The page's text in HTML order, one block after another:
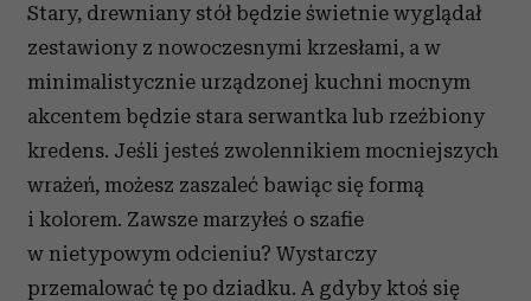
Stary, drewniany stół będzie świetnie wyglądał
zestawiony z nowoczesnymi krzesłami, a w
minimalistycznie urządzonej kuchni mocnym
akcentem będzie stara serwantka lub rzeźbiony
kredens. Jeśli jesteś zwolennikiem mocniejszych
wrażeń, możesz zaszaleć bawiąc się formą
i kolorem. Zawsze marzyłeś o szafie
w nietypowym odcieniu? Wystarczy
przemalować tę po dziadku. A gdyby ktoś się